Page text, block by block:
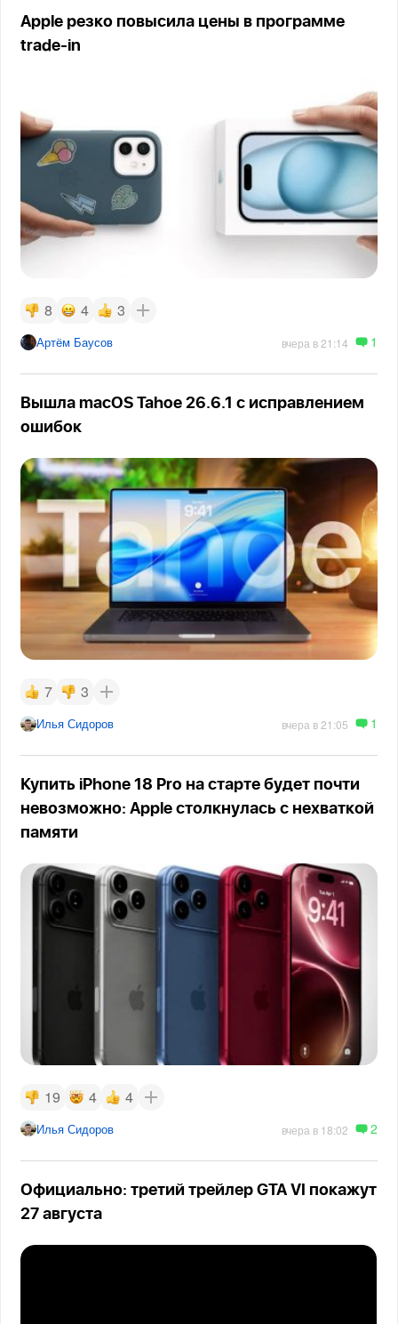
Apple резко повысила цены в программе
trade-in
8 4 3
Артём Баусов вчера в 21:14 1
Вышла macOS Tahoe 26.6.1 с исправлением
ошибок
7 3
Илья Сидоров вчера в 21:05 1
Купить iPhone 18 Pro на старте будет почти
невозможно: Apple столкнулась с нехваткой
памяти
19 4 4
Илья Сидоров вчера в 18:02 2
Официально: третий трейлер GTA VI покажут
27 августа